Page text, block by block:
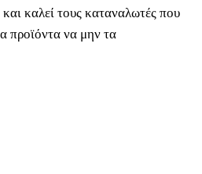
καλεί τους καταναλωτές που
προϊόντα να μην τα